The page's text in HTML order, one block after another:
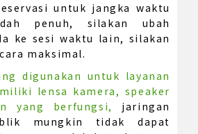
untuk jangka waktu
penuh, silakan ubah
ke sesi waktu lain, silakan
maksimal.
digunakan untuk layanan
lensa kamera, speaker
yang berfungsi, jaringan
mungkin tidak dapat